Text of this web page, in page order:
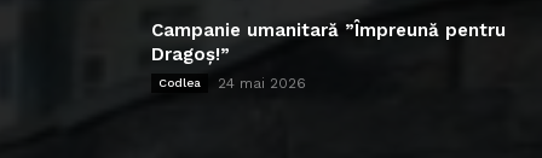
Campanie umanitară ”Împreună pentru
Dragoș!”
Codlea 24 mai 2026